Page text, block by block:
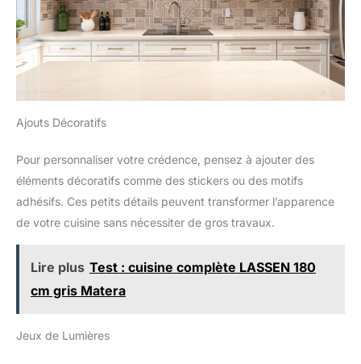
Ajouts Décoratifs
Pour personnaliser votre crédence, pensez à ajouter des
éléments décoratifs comme des stickers ou des motifs
adhésifs. Ces petits détails peuvent transformer l’apparence
de votre cuisine sans nécessiter de gros travaux.
Lire plus Test : cuisine complète LASSEN 180
cm gris Matera
Jeux de Lumières